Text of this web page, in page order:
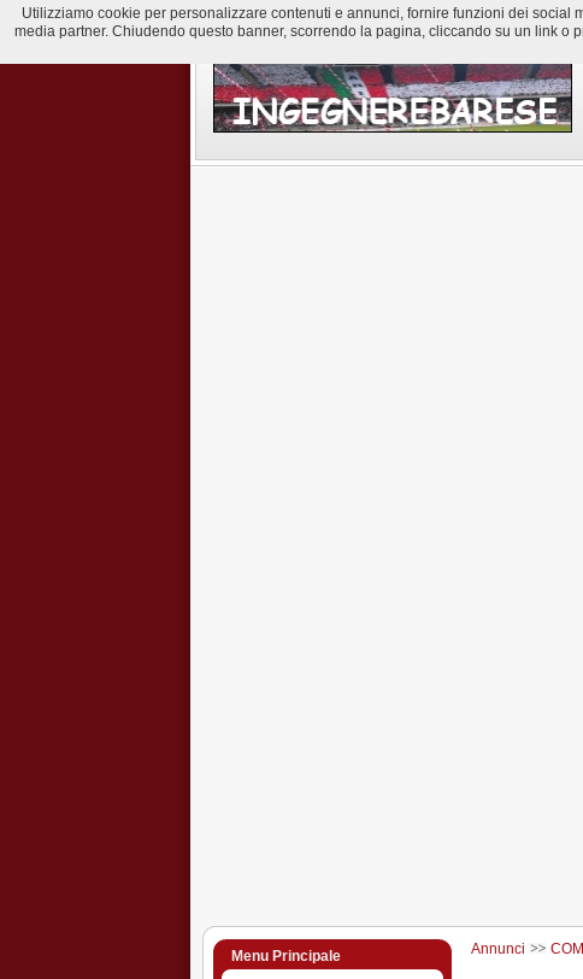
Menu Principale
Annunci
Utilizziamo cookie per personalizzare contenuti e annunci, fornire funzioni dei
media partner. Chiudendo questo banner, scorrendo la pagina, cliccando su un link